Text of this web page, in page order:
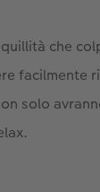
che
facilmente
solo